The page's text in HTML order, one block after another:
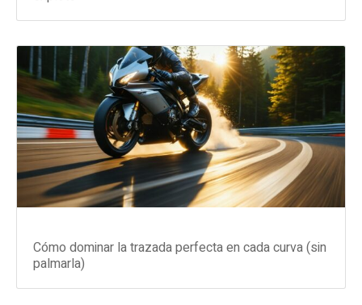
Cómo dominar la trazada perfecta en cada curva (sin
palmarla)